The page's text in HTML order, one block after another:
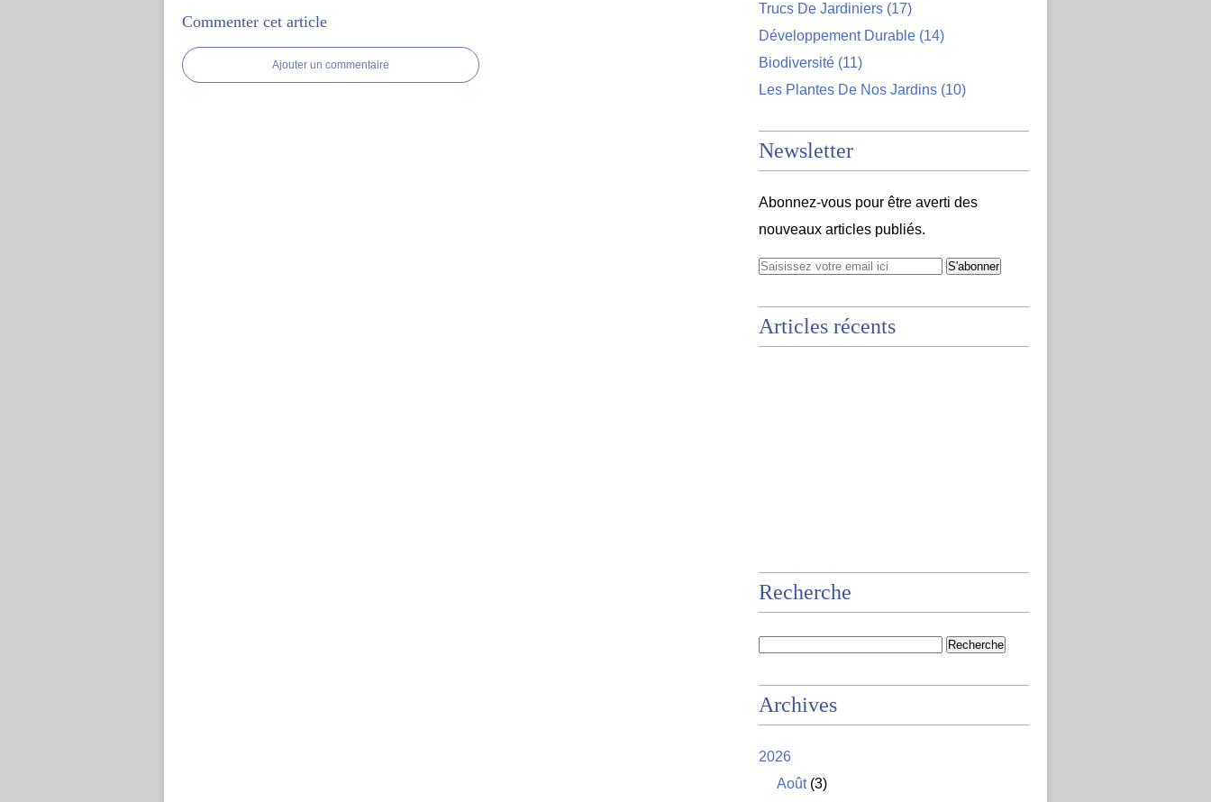
Commenter cet article
Ajouter un commentaire
Trucs De Jardiniers (17)
Développement Durable (14)
Biodiversité (11)
Les Plantes De Nos Jardins (10)
Newsletter
Abonnez-vous pour être averti des
nouveaux articles publiés.
Articles récents
Recherche
Archives
2026
Août(3)